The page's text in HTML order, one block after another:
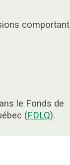
le Fonds de
(FDLQ).